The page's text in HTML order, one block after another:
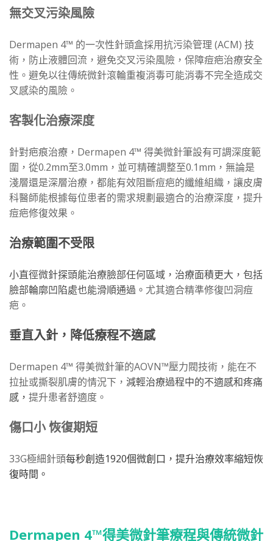
無交叉污染⾵險
Dermapen 4™ 的一次性針頭盒採用抗污染管理 (ACM) 技
術，防止液體回流，避免交叉污染風險，保障痘疤治療安全
性。避免以往傳統微針滾輪重複消毒可能消毒不完全造成交
叉感染的風險。
客製化治療深度
針對疤痕治療，Dermapen 4™ 得美微針筆設有可調深度範
圍，從0.2mm至3.0mm，並可精確調整至0.1mm，無論是
淺層還是深層治療，都能有效阻斷痘疤的纖維組織，讓皮膚
科醫師能根據每位患者的需求規劃最適合的治療深度，提升
痘疤修復效果。
治療範圍不受限
小直徑微針探頭能治療臉部任何區域，治療面積更大，包括
臉部輪廓凹陷處也能滑順通過。 尤其適合精準修復凹洞痘
疤。
垂直入針，降低療程不適感
Dermapen 4™ 得美微針筆的AOVN™壓力閥技術，能在不
拉扯或撕裂肌膚的情況下， 減輕治療過程中的不適感和疼痛
感， 提升患者舒適度。
傷口小 恢復期短
33G極細針頭每秒創造1920個微創口，提升治療效率縮短恢
復時間。
Dermapen 4™得美微針筆療程與傳統微針